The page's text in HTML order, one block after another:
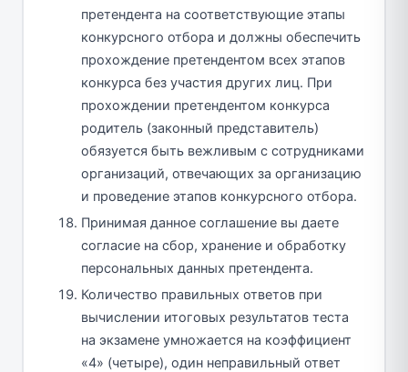
претендента на соответствующие этапы
конкурсного отбора и должны обеспечить
прохождение претендентом всех этапов
конкурса без участия других лиц. При
прохождении претендентом конкурса
родитель (законный представитель)
обязуется быть вежливым с сотрудниками
организаций, отвечающих за организацию
и проведение этапов конкурсного отбора.
Принимая данное соглашение вы даете
согласие на сбор, хранение и обработку
персональных данных претендента.
Количество правильных ответов при
вычислении итоговых результатов теста
на экзамене умножается на коэффициент
«4» (четыре), один неправильный ответ